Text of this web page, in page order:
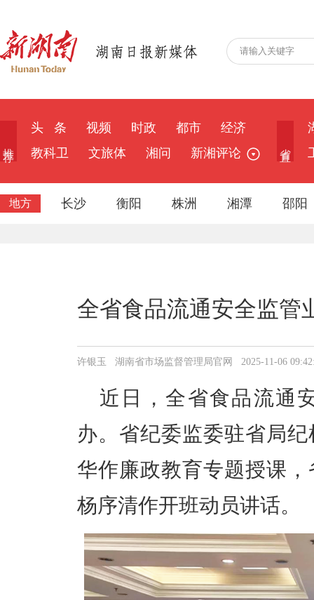
头 条 视频 时政 都市
经济
教科卫
文旅体 湘问 新湘评论
地方 长沙 衡阳 株洲 湘潭 邵阳
全省食品流通安全监管
许银玉 湖南省市场监督管理局官网 2025-11-06
近日，全省食品流通
办。省纪委监委驻省局
华作廉政教育专题授课
杨序清作开班动员讲话。